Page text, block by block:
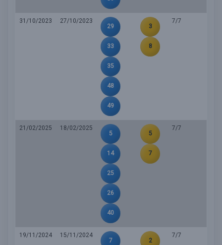
31/10/2023
27/10/2023
29
33
35
48
49
3
8
7/7
21/02/2025
18/02/2025
5
14
25
26
40
5
7
7/7
19/11/2024
15/11/2024
7
2
7/7